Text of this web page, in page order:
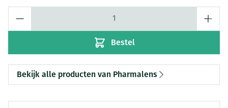
Bestel
Bekijk alle producten van Pharmalens